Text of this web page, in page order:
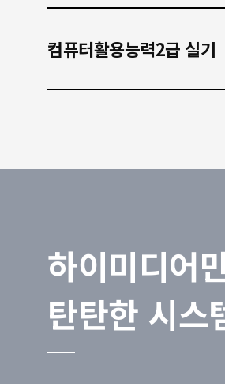
컴퓨터활용능력2급 실기
하이미디어
탄탄한 시스